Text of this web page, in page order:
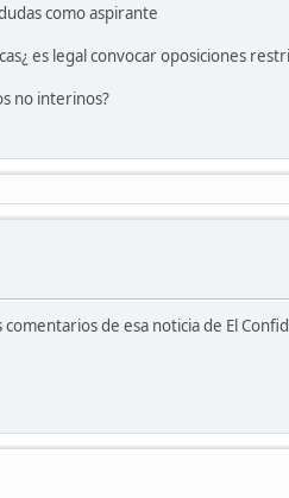
como aspirante
es legal convocar oposiciones
no interinos?
comentarios de esa noticia de El